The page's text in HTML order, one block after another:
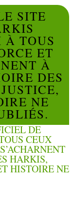
SITE
À TOUS
ET
À
DES
NE